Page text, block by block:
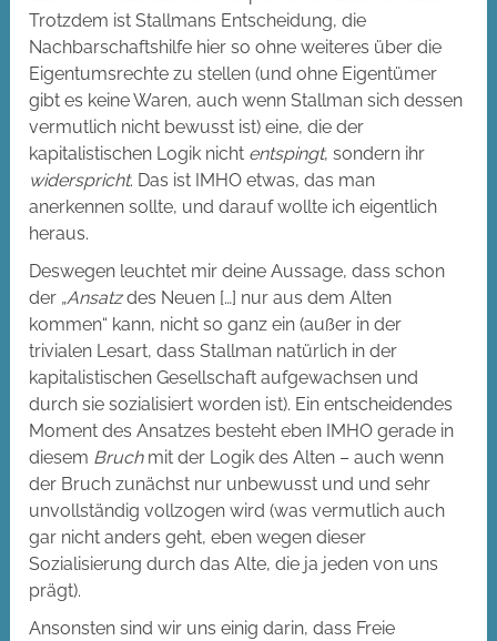
Trotzdem ist Stallmans Entscheidung, die
Nachbarschaftshilfe hier so ohne weiteres über die
Eigentumsrechte zu stellen (und ohne Eigentümer
gibt es keine Waren, auch wenn Stallman sich dessen
vermutlich nicht bewusst ist) eine, die der
kapitalistischen Logik nicht entspingt, sondern ihr
widerspricht. Das ist IMHO etwas, das man
anerkennen sollte, und darauf wollte ich eigentlich
heraus.
Deswegen leuchtet mir deine Aussage, dass schon
der „Ansatzdes Neuen […] nur aus dem Alten
kommen“ kann, nicht so ganz ein (außer in der
trivialen Lesart, dass Stallman natürlich in der
kapitalistischen Gesellschaft aufgewachsen und
durch sie sozialisiert worden ist). Ein entscheidendes
Moment des Ansatzes besteht eben IMHO gerade in
diesem Bruchmit der Logik des Alten – auch wenn
der Bruch zunächst nur unbewusst und und sehr
unvollständig vollzogen wird (was vermutlich auch
gar nicht anders geht, eben wegen dieser
Sozialisierung durch das Alte, die ja jeden von uns
prägt).
Ansonsten sind wir uns einig darin, dass Freie